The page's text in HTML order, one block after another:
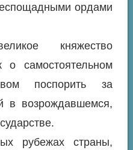
ордами
княжество
самостоятельном
поспорить за
в возрождавшемся,
рубежах страны,